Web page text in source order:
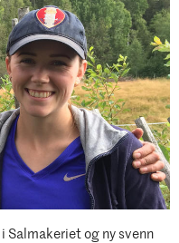
Salmakeriet og ny svenn